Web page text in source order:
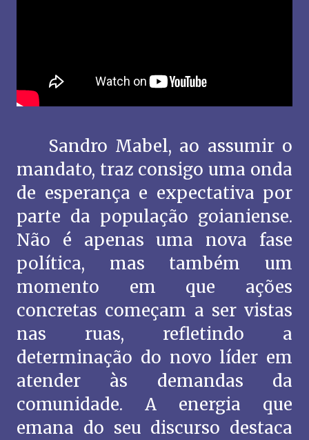
Sandro Mabel, ao assumir o
mandato, traz consigo uma onda
de esperança e expectativa por
parte da população goianiense.
Não é apenas uma nova fase
política, mas também um
momento em que ações
concretas começam a ser vistas
nas ruas, refletindo a
determinação do novo líder em
atender às demandas da
comunidade. A energia que
emana do seu discurso destaca